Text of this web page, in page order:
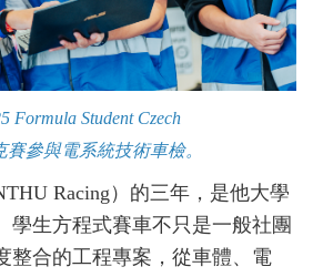
Formula Student Czech
賽參與電系統技術車檢。
Racing）的三年，是他大學
學生方程式賽車不只是一般社團
整合的工程專案，從車體、電